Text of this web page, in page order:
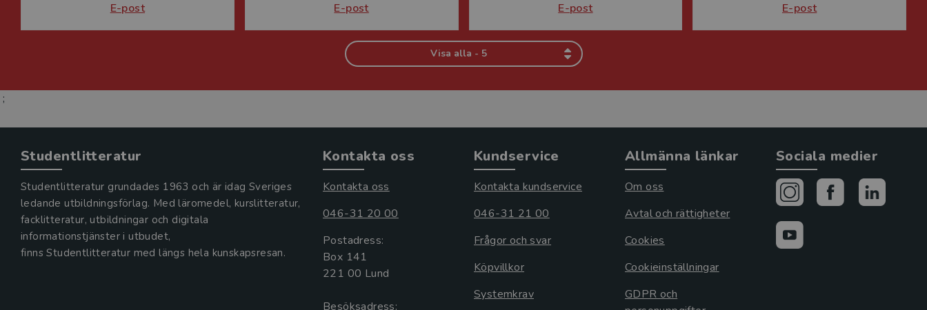
E-post
E-post
E-post
E-post
Visa alla - 5
;
Studentlitteratur
Studentlitteratur grundades 1963 och är idag Sveriges
ledande utbildningsförlag. Med läromedel, kurslitteratur,
facklitteratur, utbildningar och digitala
informationstjänster i utbudet,
finns Studentlitteratur med längs hela kunskapsresan.
Kontakta oss
Kontakta oss
046-31 20 00
Postadress:
Box 141
221 00 Lund
Besöksadress:
Kundservice
Kontakta kundservice
046-31 21 00
Frågor och svar
Köpvillkor
Systemkrav
Allmänna länkar
Om oss
Avtal och rättigheter
Cookies
Cookieinställningar
GDPR och
Sociala medier